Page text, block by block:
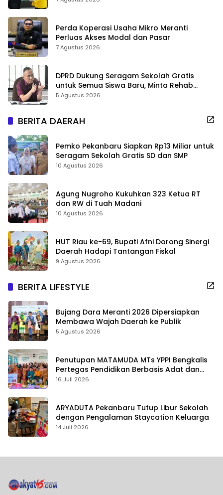
Perda Koperasi Usaha Mikro Meranti
Perluas Akses Modal dan Pasar
7 Agustus 2026
DPRD Dukung Seragam Sekolah Gratis
untuk Semua Siswa Baru, Minta Rehab
Sekolah Jangan Dikurangi
5 Agustus 2026
BERITA DAERAH
Pemko Pekanbaru Siapkan Rp13 Miliar untuk
Seragam Sekolah Gratis SD dan SMP
10 Agustus 2026
Agung Nugroho Kukuhkan 323 Ketua RT
dan RW di Tuah Madani
10 Agustus 2026
HUT Riau ke-69, Bupati Afni Dorong Sinergi
Daerah Hadapi Tantangan Fiskal
9 Agustus 2026
BERITA LIFESTYLE
Bujang Dara Meranti 2026 Dipersiapkan
Membawa Wajah Daerah ke Publik
5 Agustus 2026
Penutupan MATAMUDA MTs YPPI Bengkalis
Pertegas Pendidikan Berbasis Adat dan
Karakter
16 Juli 2026
ARYADUTA Pekanbaru Tutup Libur Sekolah
dengan Pengalaman Staycation Keluarga
14 Juli 2026